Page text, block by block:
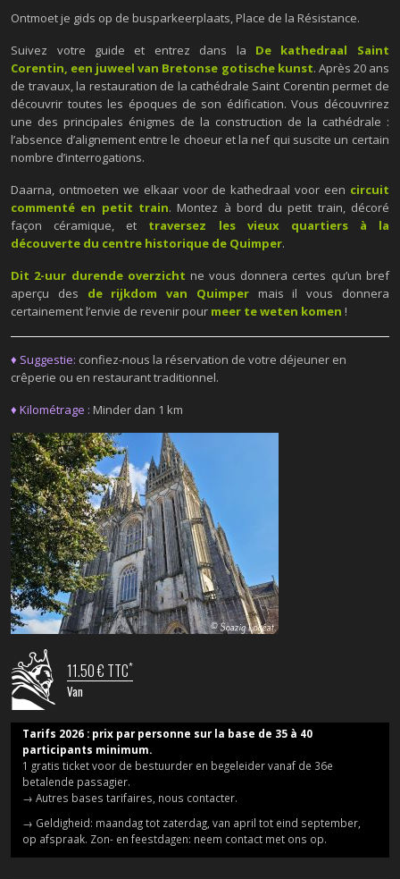
Ontmoet je gids op de busparkeerplaats, Place de la Résistance.
Suivez votre guide et entrez dans la De kathedraal Saint
Corentin, een juweel van Bretonse gotische kunst. Après 20 ans
de travaux, la restauration de la cathédrale Saint Corentin permet de
découvrir toutes les époques de son édification. Vous découvrirez
une des principales énigmes de la construction de la cathédrale :
l’absence d’alignement entre le choeur et la nef qui suscite un certain
nombre d’interrogations.
Daarna, ontmoeten we elkaar voor de kathedraal voor een circuit
commenté en petit train. Montez à bord du petit train, décoré
façon céramique, et traversez les vieux quartiers à la
découverte du centre historique de Quimper.
Dit 2-uur durende overzicht ne vous donnera certes qu’un bref
aperçu des de rijkdom van Quimpermais il vous donnera
certainement l’envie de revenir pour meer te weten komen !
♦ Suggestie: confiez-nous la réservation de votre déjeuner en
crêperie ou en restaurant traditionnel.
♦ Kilométrage : Minder dan 1 km
11.50 € TTC*
Van
Tarifs 2026 : prix par personne sur la base de 35 à 40
participants minimum.
1 gratis ticket voor de bestuurder en begeleider vanaf de 36e
betalende passagier.
→ Autres bases tarifaires, nous contacter.
→ Geldigheid: maandag tot zaterdag, van april tot eind september,
op afspraak. Zon- en feestdagen: neem contact met ons op.